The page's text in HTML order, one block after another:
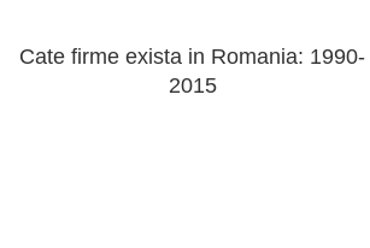
Cate firme exista in Romania: 1990-
2015